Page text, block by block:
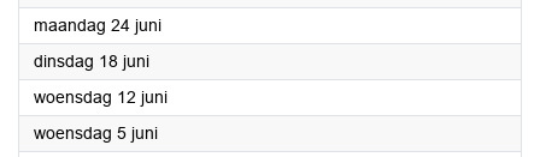
maandag 24 juni2024
dinsdag 18 juni2024
woensdag 12 juni2024
woensdag 5 juni2024